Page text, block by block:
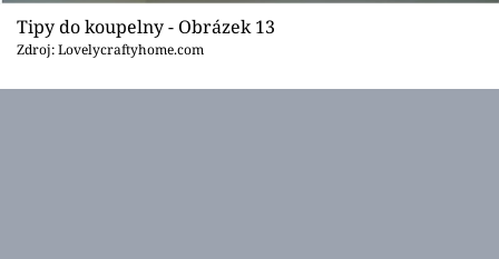
Tipy do koupelny - Obrázek 13
Zdroj: Lovelycraftyhome.com